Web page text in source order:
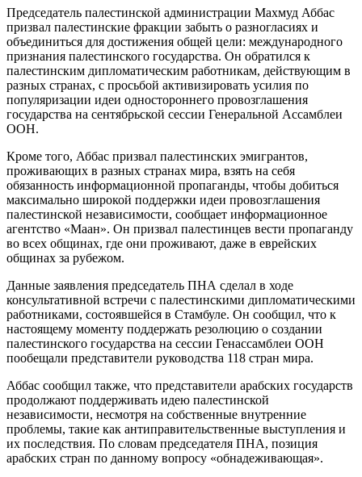
Председатель палестинской администрации Махмуд Аббас
призвал палестинские фракции забыть о разногласиях и
объединиться для достижения общей цели: международного
признания палестинского государства. Он обратился к
палестинским дипломатическим работникам, действующим в
разных странах, с просьбой активизировать усилия по
популяризации идеи одностороннего провозглашения
государства на сентябрьской сессии Генеральной Ассамблеи
ООН.
Кроме того, Аббас призвал палестинских эмигрантов,
проживающих в разных странах мира, взять на себя
обязанность информационной пропаганды, чтобы добиться
максимально широкой поддержки идеи провозглашения
палестинской независимости, сообщает информационное
агентство «Маан». Он призвал палестинцев вести пропаганду
во всех общинах, где они проживают, даже в еврейских
общинах за рубежом.
Данные заявления председатель ПНА сделал в ходе
консультативной встречи с палестинскими дипломатическими
работниками, состоявшейся в Стамбуле. Он сообщил, что к
настоящему моменту поддержать резолюцию о создании
палестинского государства на сессии Генассамблеи ООН
пообещали представители руководства 118 стран мира.
Аббас сообщил также, что представители арабских государств
продолжают поддерживать идею палестинской
независимости, несмотря на собственные внутренние
проблемы, такие как антиправительственные выступления и
их последствия. По словам председателя ПНА, позиция
арабских стран по данному вопросу «обнадеживающая».